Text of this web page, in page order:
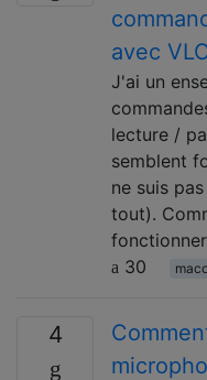
avec
J'ai un
lecture /
semblent
ne suis
tout).
30
4